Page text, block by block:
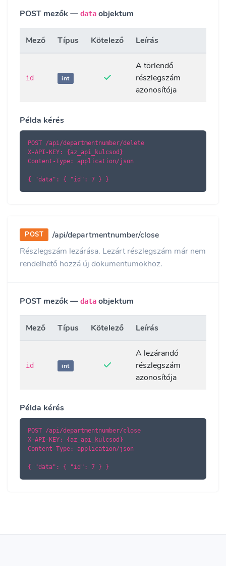
POST mezők — data objektum
Mező Típus Kötelező Leírás
id int
A törlendő
részlegszám
azonosítója
Példa kérés
POST /api/departmentnumber/delete
X-API-KEY: {az_api_kulcsod}
Content-Type: application/json
{ "data": { "id": 7 } }
POST
/api/departmentnumber/close
Részlegszám lezárása. Lezárt részlegszám már nem
rendelhető hozzá új dokumentumokhoz.
POST mezők — data objektum
Mező Típus Kötelező Leírás
id int
A lezárandó
részlegszám
azonosítója
Példa kérés
POST /api/departmentnumber/close
X-API-KEY: {az_api_kulcsod}
Content-Type: application/json
{ "data": { "id": 7 } }